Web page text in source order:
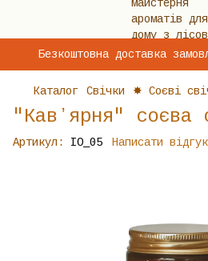
Безкоштовна доставка
Каталог Свічки ✸ Соєві
"Кавʼярня" соєва
Артикул: IO_05 Написати відгук